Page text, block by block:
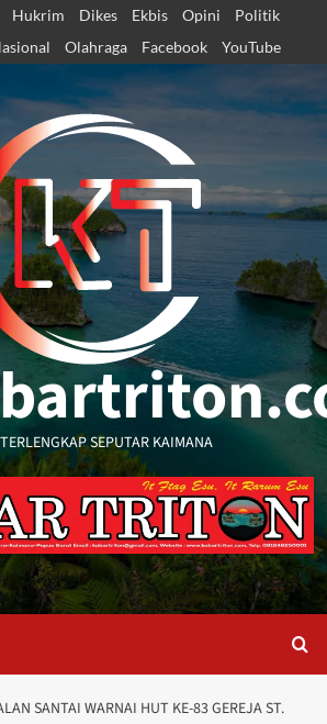
Hukrim Dikes Ekbis Opini
Politik
Olahraga Facebook YouTube
SEPUTAR KAIMANA
SANTAI WARNAI HUT KE-83 GEREJA ST.